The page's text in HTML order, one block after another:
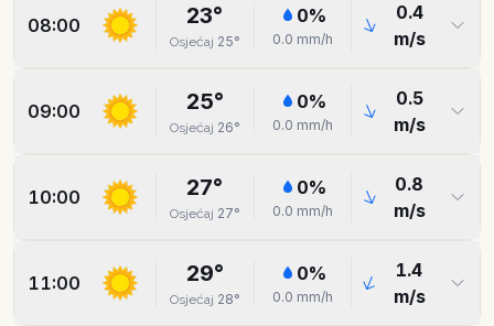
08:00 23°
Osjećaj 25°
0%
0.0 mm/h
0.4
m/s
09:00 25°
Osjećaj 26°
0%
0.0 mm/h
0.5
m/s
10:00 27°
Osjećaj 27°
0%
0.0 mm/h
0.8
m/s
11:00 29°
Osjećaj 28°
0%
0.0 mm/h
1.4
m/s